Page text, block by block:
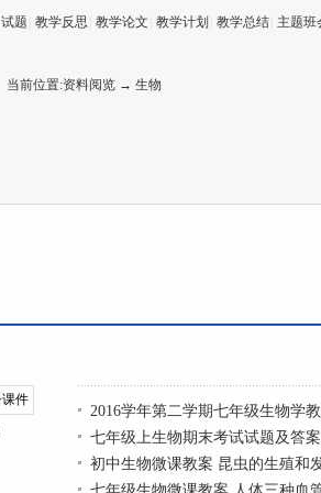
试题 教学反思 教学论文 教学计划 教学总结 主题班
当前位置:资料阅览 → 生物
2016学年第二学期七年级生物学
七年级上生物期末考试试题及答案
初中生物微课教案 昆虫的生殖和